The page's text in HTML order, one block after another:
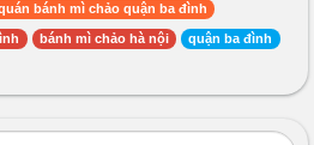
bánh mì chảo quận ba đình
bánh mì chảo hà nội quận ba đình